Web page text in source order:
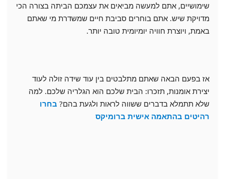
שימושיים, אתם למעשה מביאים את עצמכם הביתה בצורה הכי
מדויקת שיש. אתם בוחרים סביבת חיים שמשדרת מי שאתם
באמת, ויוצרת חוויה יומיומית טובה יותר.
אז בפעם הבאה שאתם מתלבטים בין עוד שידה זולה לעוד
יצירת אומנות, תזכרו: הבית שלכם הוא הגלריה שלכם. למה
שלא תתמלא בדברים ששווה לראות ולגעת בהם? בחרו
רהיטים בהתאמה אישית ברומיקס